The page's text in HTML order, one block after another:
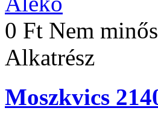
0 Ft Nem
Alkatrész
Moszkvics